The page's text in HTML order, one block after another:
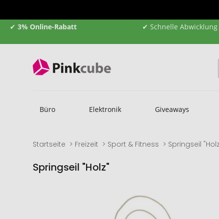
✔ 3% Online-Rabatt ✔ Schnelle Abwicklung
Büro Elektronik Giveaways
Startseite Freizeit Sport & Fitness Springseil
Springseil "Holz"